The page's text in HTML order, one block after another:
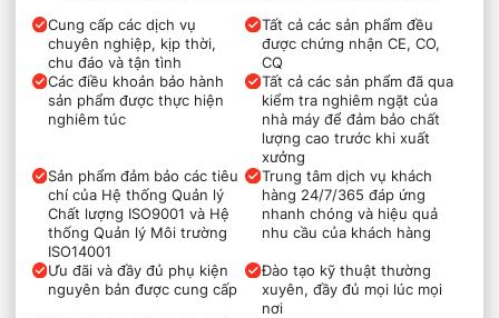
Cung cấp các dịch vụ
chuyên nghiệp, kịp thời,
chu đáo và tận tình
Tất cả các sản phẩm đều
được chứng nhận CE, CO,
CQ
Các điều khoản bảo hành
sản phẩm được thực hiện
nghiêm túc
Tất cả các sản phẩm đã qua
kiểm tra nghiêm ngặt của
nhà máy để đảm bảo chất
lượng cao trước khi xuất
xưởng
Sản phẩm đảm bảo các tiêu
chí của Hệ thống Quản lý
Chất lượng ISO9001 và Hệ
thống Quản lý Môi trường
ISO14001
Trung tâm dịch vụ khách
hàng 24/7/365 đáp ứng
nhanh chóng và hiệu quả
nhu cầu của khách hàng
Ưu đãi và đầy đủ phụ kiện
nguyên bản được cung cấp
Đào tạo kỹ thuật thường
xuyên, đầy đủ mọi lúc mọi
nơi